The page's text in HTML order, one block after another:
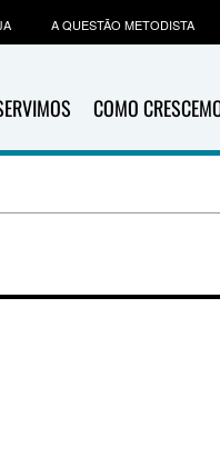
COMO
A QUESTÃO METODISTA